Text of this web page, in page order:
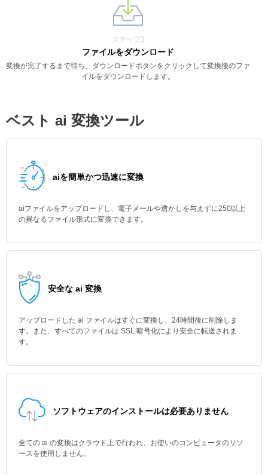
ステップ3
ファイルをダウンロード
変換が完了するまで待ち、ダウンロードボタンをクリックして変換後のファ
イルをダウンロードします。
ベスト ai 変換ツール
aiを簡単かつ迅速に変換
aiファイルをアップロードし、電子メールや透かしを与えずに250以上
の異なるファイル形式に変換できます。
安全な ai 変換
アップロードした ai ファイルはすぐに変換し、24時間後に削除しま
す。また、すべてのファイルは SSL 暗号化により安全に転送されま
す。
ソフトウェアのインストールは必要ありません
全ての ai の変換はクラウド上で行われ、お使いのコンピュータのリソ
ースを使用しません。